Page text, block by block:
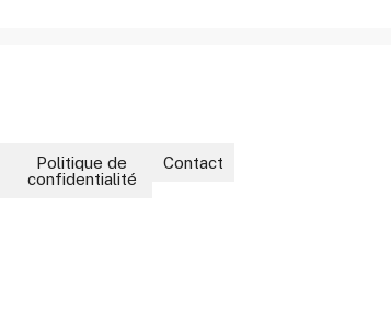
Politique de
confidentialité
Contact